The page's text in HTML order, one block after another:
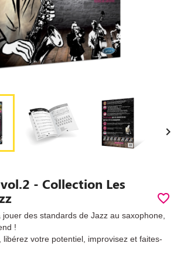

- Collection Les
favorite_border
des standards de Jazz au saxophone,
!
libérez votre potentiel, improvisez et faites-